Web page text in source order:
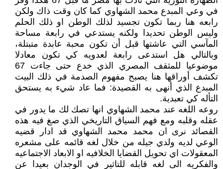
في وعي المبدع محمد الشهاوي كما كان وقت ذاك ولكن
رابعه هنا ربما تكون تجسيد لذلك الوطن او ذلك الحلم
وليس الوطن تحديدا ولكنه يستدعي في رابعة مساحة
المآسي التي عاشتها قبل أن تكون محبة عابدة متبتلة،
وبالتالي هل استدعى رابعة لعدويه كي تكون معادلا
موضوعيا للمثقف المصري الذي خدع حتى جاءت 67
تكشف أوراقها هنا يصبح مفهوم الصدمة في ذلك البيت
المبدع الذي أنهى به القصيدة: فما عاد شيء به يستحق
التأله كي تعبدية.
روعه اللغه عند محمد الشهاوي انها تصك لك ما يدور في
عقله وقلبه ومع فهم السياق التاريخي الذي صغ فيه هذه
القصائد نرى ان محمد محمد الشهاوي قد ادار قضيه
الوعي لديه ولدي جيله من خلال لغه قائمه على مشعره
المعقولات اي تحويل القضايا الخلافيه او الابعاد الاجتماعيه
والفكريه الى لغه قابله للتاثير في الوجدان بعيدا عن